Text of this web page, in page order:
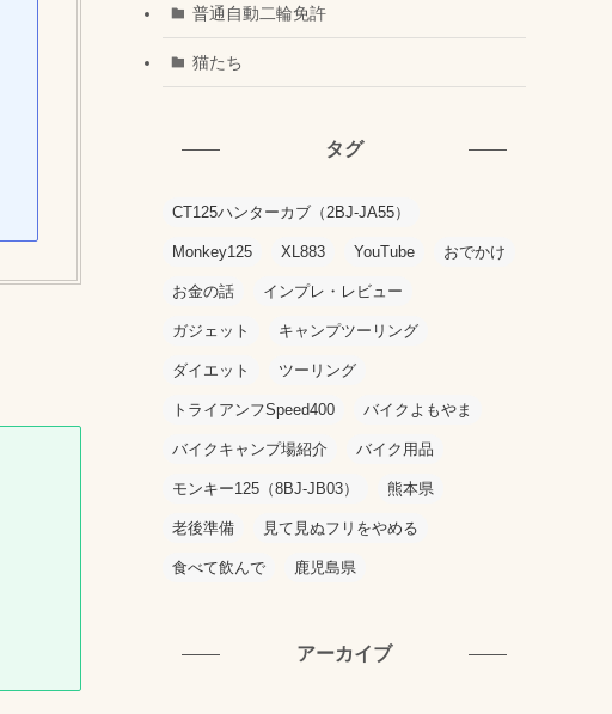
普通自動二輪免許
猫たち
タグ
CT125ハンターカブ（2BJ-JA55）
Monkey125 XL883 YouTube おでかけ
お金の話 インプレ・レビュー
ガジェット キャンプツーリング
ダイエット ツーリング
トライアンフSpeed400 バイクよもやま
バイクキャンプ場紹介 バイク用品
モンキー125（8BJ-JB03） 熊本県
老後準備 見て見ぬフリをやめる
食べて飲んで 鹿児島県
アーカイブ